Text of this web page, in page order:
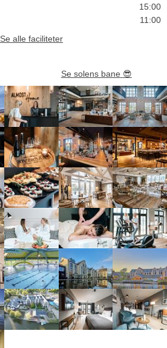
15:00
11:00
Se alle faciliteter
Se solens bane 😎